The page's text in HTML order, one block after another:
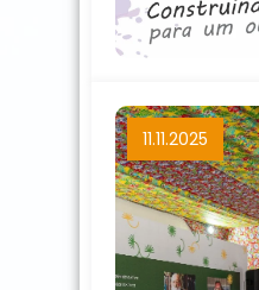
11.11.2025